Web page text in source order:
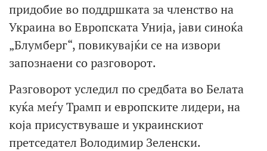
придобие во поддршката за членство на
Украина во Европската Унија, јави синоќа
„Блумберг“, повикувајќи се на извори
запознаени со разговорот.
Разговорот уследил по средбата во Белата
куќа меѓу Трамп и европските лидери, на
која присуствуваше и украинскиот
претседател Володимир Зеленски.